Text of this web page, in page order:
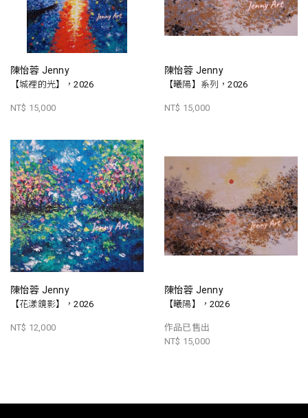
陳怡蓉 Jenny
【城裡的光】，2026
NT$ 15,000
陳怡蓉 Jenny
【曦陽】系列，2026
NT$ 15,000
陳怡蓉 Jenny
【花漾鏡影】，2026
NT$ 12,000
陳怡蓉 Jenny
【曦陽】，2026
作品已售出
NT$ 15,000